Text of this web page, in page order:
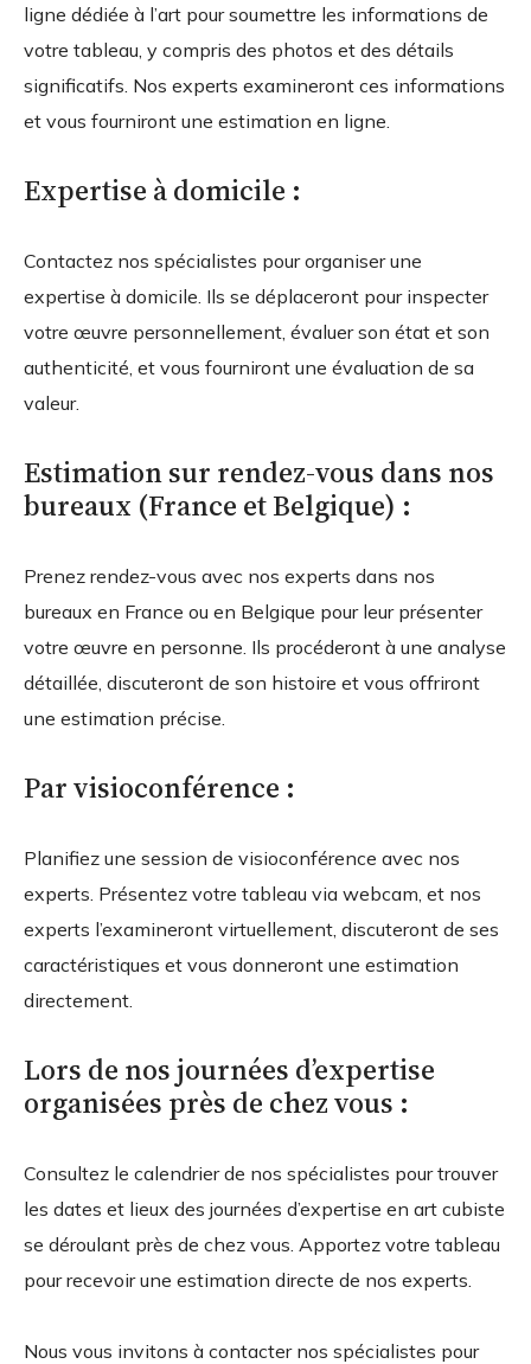
ligne dédiée à l’art pour soumettre les informations de
votre tableau, y compris des photos et des détails
significatifs. Nos experts examineront ces informations
et vous fourniront une estimation en ligne.
Expertise à domicile :
Contactez nos spécialistes pour organiser une
expertise à domicile. Ils se déplaceront pour inspecter
votre œuvre personnellement, évaluer son état et son
authenticité, et vous fourniront une évaluation de sa
valeur.
Estimation sur rendez-vous dans nos
bureaux (France et Belgique) :
Prenez rendez-vous avec nos experts dans nos
bureaux en France ou en Belgique pour leur présenter
votre œuvre en personne. Ils procéderont à une analyse
détaillée, discuteront de son histoire et vous offriront
une estimation précise.
Par visioconférence :
Planifiez une session de visioconférence avec nos
experts. Présentez votre tableau via webcam, et nos
experts l’examineront virtuellement, discuteront de ses
caractéristiques et vous donneront une estimation
directement.
Lors de nos journées d’expertise
organisées près de chez vous :
Consultez le calendrier de nos spécialistes pour trouver
les dates et lieux des journées d’expertise en art cubiste
se déroulant près de chez vous. Apportez votre tableau
pour recevoir une estimation directe de nos experts.
Nous vous invitons à contacter nos spécialistes pour